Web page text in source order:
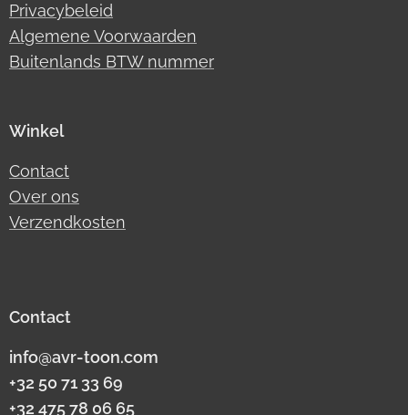
Privacybeleid
Algemene Voorwaarden
Buitenlands BTW nummer
Winkel
Contact
Over ons
Verzendkosten
Contact
info@avr-toon.com
+32 50 71 33 69
+32 475 78 06 65